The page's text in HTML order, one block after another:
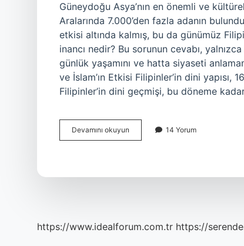
Güneydoğu Asya’nın en önemli ve
Aralarında 7.000’den fazla adanın
etkisi altında kalmış, bu da günümüz
inancı nedir? Bu sorunun cevabı,
günlük yaşamını ve hatta siyaseti
ve İslam’ın Etkisi Filipinler’in dini
Filipinler’in dini geçmişi, bu döneme
Devamını okuyun Filipinler
dini
14 Yorum
https://www.idealforum.com.tr https://